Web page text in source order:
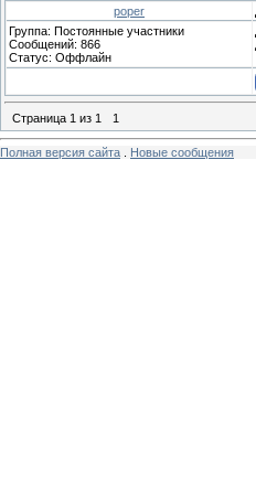
poper
Группа: Постоянные участники
Сообщений: 866
Статус: Оффлайн
Страница 1 из 1 1
Полная версия сайта Новые сообщения